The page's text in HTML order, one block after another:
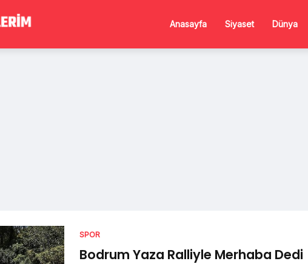
Anasayfa Siyaset Dünya
SPOR
Bodrum Yaza Ralliyle Merhaba Dedi